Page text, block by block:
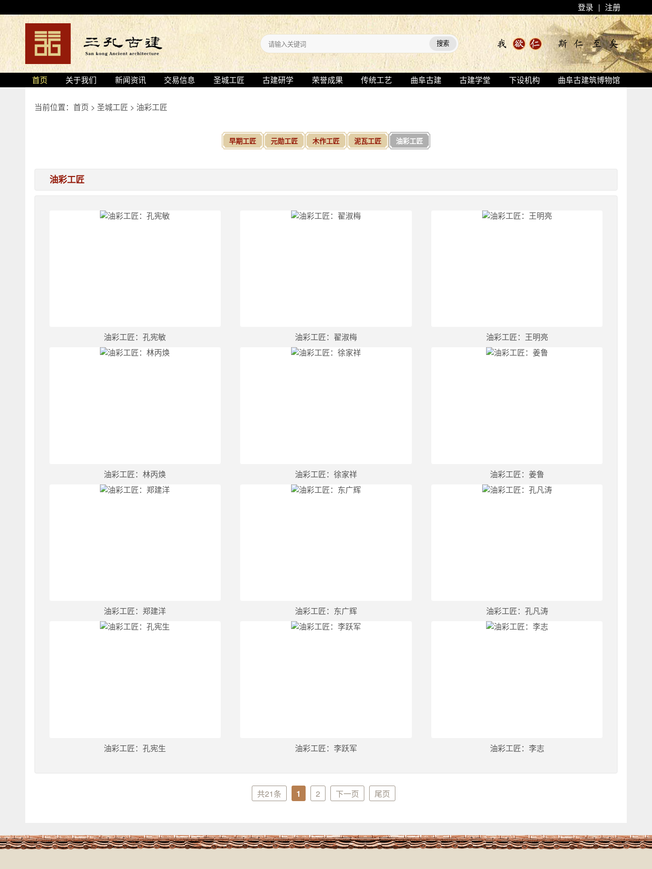
登录 | 注册
首页 关于我们 新闻资讯 交易信息 圣城工匠 古建研学 荣誉成果 传统工艺 曲阜古建 古建学堂 下设机构 曲阜古建筑博物馆
当前位置： 首页 > 圣城工匠 > 油彩工匠
早期工匠 元勋工匠 木作工匠 泥瓦工匠 油彩工匠
油彩工匠
油彩工匠：孔宪敏 油彩工匠：翟淑梅 油彩工匠：王明亮
油彩工匠：林丙焕 油彩工匠：徐家祥 油彩工匠：姜鲁
油彩工匠：郑建洋 油彩工匠：东广辉 油彩工匠：孔凡涛
油彩工匠：孔宪生 油彩工匠：李跃军 油彩工匠：李志
共21条 1 2 下一页 尾页